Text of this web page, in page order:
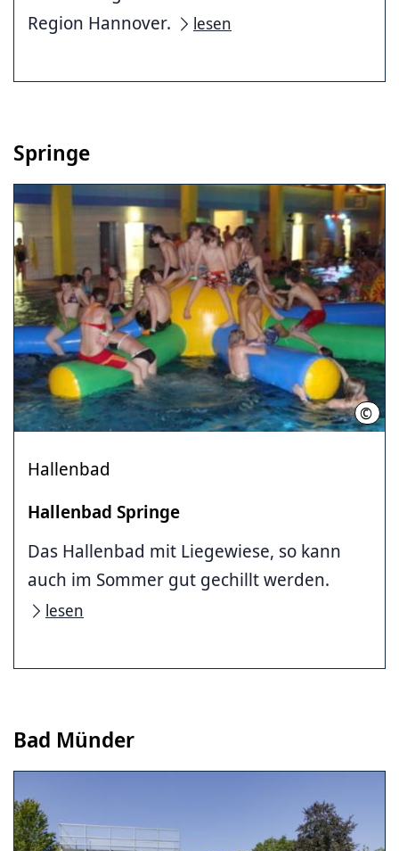
Region Hannover.
lesen
Springe
©
Hallenbad
Hallenbad Springe
Das Hallenbad mit Liegewiese, so kann
auch im Sommer gut gechillt werden.
lesen
Bad Münder